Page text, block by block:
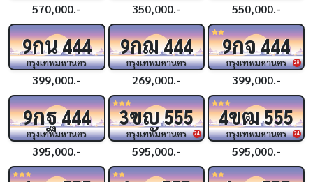
570,000.- 350,000.- 550,000.-
9กน444
กรุงเทพมหานคร
399,000.-
9กฌ444
กรุงเทพมหานคร
269,000.-
28
9กจ444
กรุงเทพมหานคร
399,000.-
9กฐ444
กรุงเทพมหานคร
395,000.-
24
3ขญ555
กรุงเทพมหานคร
595,000.-
24
4ขฒ555
กรุงเทพมหานคร
595,000.-